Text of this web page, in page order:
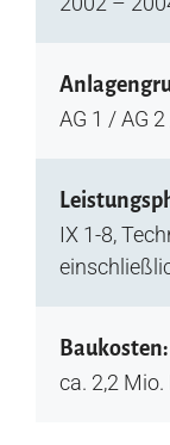
AG 1 / AG
IX 1-8,
Baukosten:
ca. 2,2 Mio.